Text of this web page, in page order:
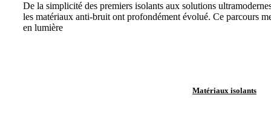
De la simplicité des premiers isolants aux solutions
les matériaux anti-bruit ont profondément évolué. Ce parcours
en lumière
Matériaux isolants